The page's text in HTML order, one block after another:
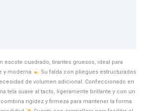
escote cuadrado, tirantes gruesos, ideal para
y moderna
Su falda con pliegues estructurados
de volumen adicional. Confeccionado en
tela suave al tacto, ligeramente brillante y con un
rigidez y firmeza para mantener la forma